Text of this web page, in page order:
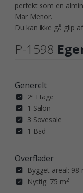
perfekt som en
Mar Menor.
Du kan ikke gå glip
P-1598
Generelt
2ª Etage
1 Salon
3 Sovesale
1 Bad
Overflader
Bygget areal: 98
Nyttig: 75 m2